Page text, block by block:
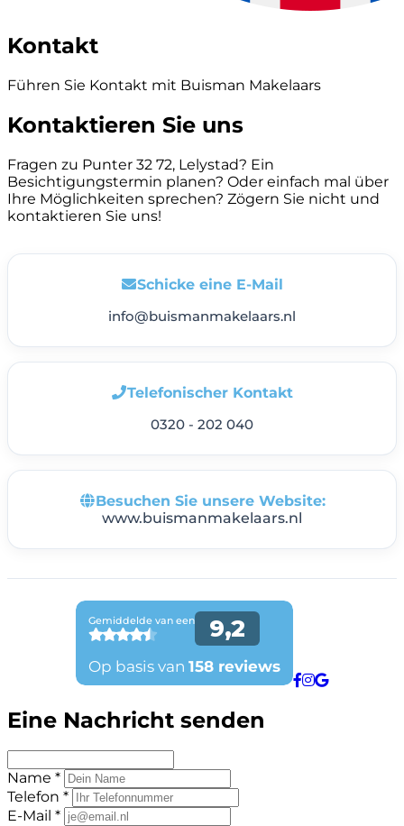
Kontakt
Führen Sie Kontakt mit Buisman Makelaars
Kontaktieren Sie uns
Fragen zu Punter 32 72, Lelystad? Ein
Besichtigungstermin planen? Oder einfach mal über
Ihre Möglichkeiten sprechen? Zögern Sie nicht und
kontaktieren Sie uns!
Schicke eine E-Mail
info@buismanmakelaars.nl
Telefonischer Kontakt
0320 - 202 040
Besuchen Sie unsere Website:
www.buismanmakelaars.nl
Eine Nachricht senden
Name *
Telefon *
E-Mail *